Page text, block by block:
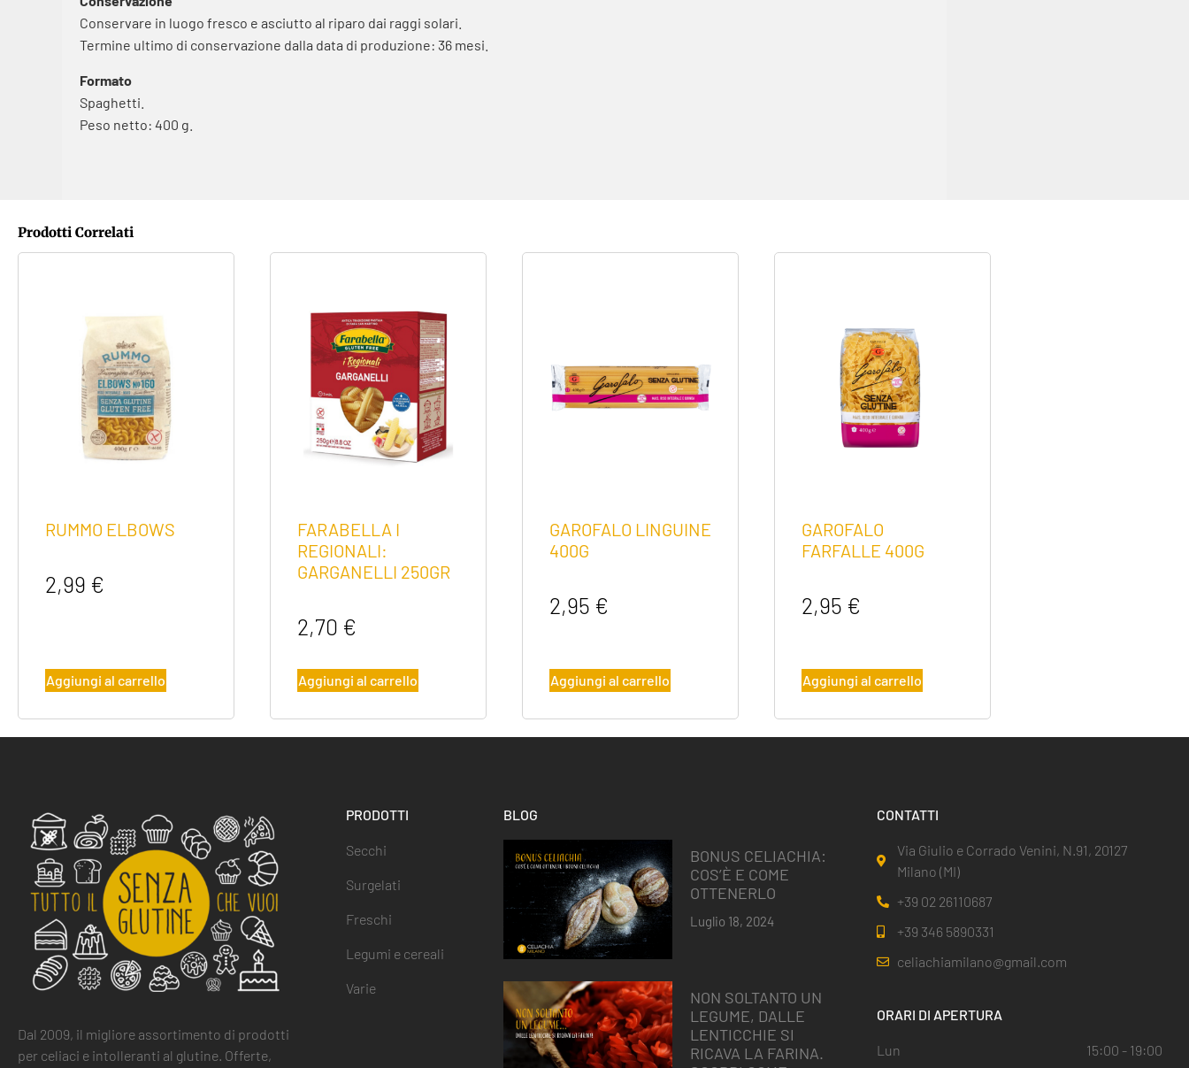
Conservare in luogo fresco e asciutto al riparo dai raggi solari.
Termine ultimo di conservazione dalla data di produzione: 36 mesi.
Formato
Spaghetti.
Peso netto: 400 g.
Prodotti Correlati
RUMMO ELBOWS
2,99 €
Aggiungi al carrello
FARABELLA I
REGIONALI:
GARGANELLI 250GR
2,70 €
Aggiungi al carrello
GAROFALO LINGUINE
400G
2,95 €
Aggiungi al carrello
GAROFALO
FARFALLE 400G
2,95 €
Aggiungi al carrello
Dal 2009, il migliore assortimento di prodotti
per celiaci e intolleranti al glutine. Offerte,
PRODOTTI
Secchi
Surgelati
Freschi
Legumi e cereali
Varie
BLOG
BONUS CELIACHIA:
COS’È E COME
OTTENERLO
Luglio 18, 2024
NON SOLTANTO UN
LEGUME, DALLE
LENTICCHIE SI
RICAVA LA FARINA.
CONTATTI
Via Giulio e Corrado Venini, N.91, 20127
Milano (MI)
+39 02 26110687
+39 346 5890331
celiachiamilano@gmail.com
ORARI DI APERTURA
Lun
15:00 - 19:00